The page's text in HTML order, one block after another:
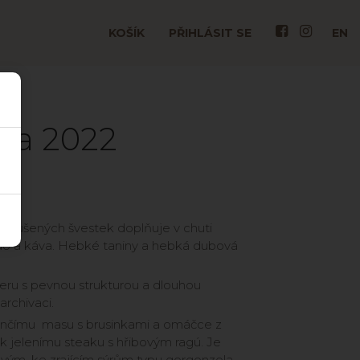
KOŠÍK PŘIHLÁSIT SE EN
2022
sušených švestek doplňuje v chuti
a káva. Hebké taniny a hebká dubová
s pevnou strukturou a dlouhou
masu s brusinkami a omáčce z
jelenímu steaku s hřibovým ragú. Je